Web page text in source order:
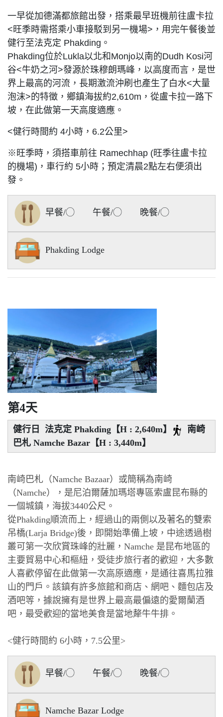
一早從加德滿都旅館出發，搭乘最早班機前往盧卡拉
<旺季時需搭乘小車接駁到另一機場>，用完午餐後並
健行至法克定 Phakding。
Phakding位於Lukla以北和Monjo以南的Dudh Kosi河
谷<牛奶之河>發源於珠穆朗瑪峰，以高度而言，是世
界上最高的河流，長期激流沖刷也產生了白水<大量
泡沫>的特徵，鄉鎮海拔約2,610m，從盧卡拉一路下
坡，在此做第一天高度適應。
<健行時間約 4小時，6.2公里>
※旺季時，須搭車前往 Ramechhap (旺季往盧卡拉
的機場)，車行約 5小時；預定清晨2點左右便須出
發。
早餐/◯ 午餐/◯ 晚餐/◯
Phakding Lodge
第4天
健行日 法克定 Phakding【H : 2,640m】
南崎
巴札 Namche Bazar【H : 3,440m】
南崎巴札（Namche Bazaar）或簡稱為南崎
（Namche），是尼泊爾薩加瑪塔專區索盧昆布縣的
一個城鎮，海拔3440公尺。
從Phakding順流而上，經過山的兩側以及著名的雙索
吊橋(Larja Bridge)後，即開始準備上坡，中途透過樹
叢可第一次欣賞珠峰的壯麗，Namche 是昆布地區的
主要貿易中心和樞紐，受徒步旅行者的歡迎，大多數
人喜歡停留在此做第一次高原適應，是通往喜馬拉雅
山的門戶。該鎮有許多旅館和商店、網吧、麵包店及
酒吧等，據說擁有是世界上最高最偏遠的愛爾蘭酒
吧，最受歡迎的當地美食是當地犛牛牛排。
<健行時間約 6小時，7.5公里>
早餐/◯ 午餐/◯ 晚餐/◯
Namche Bazar Lodge